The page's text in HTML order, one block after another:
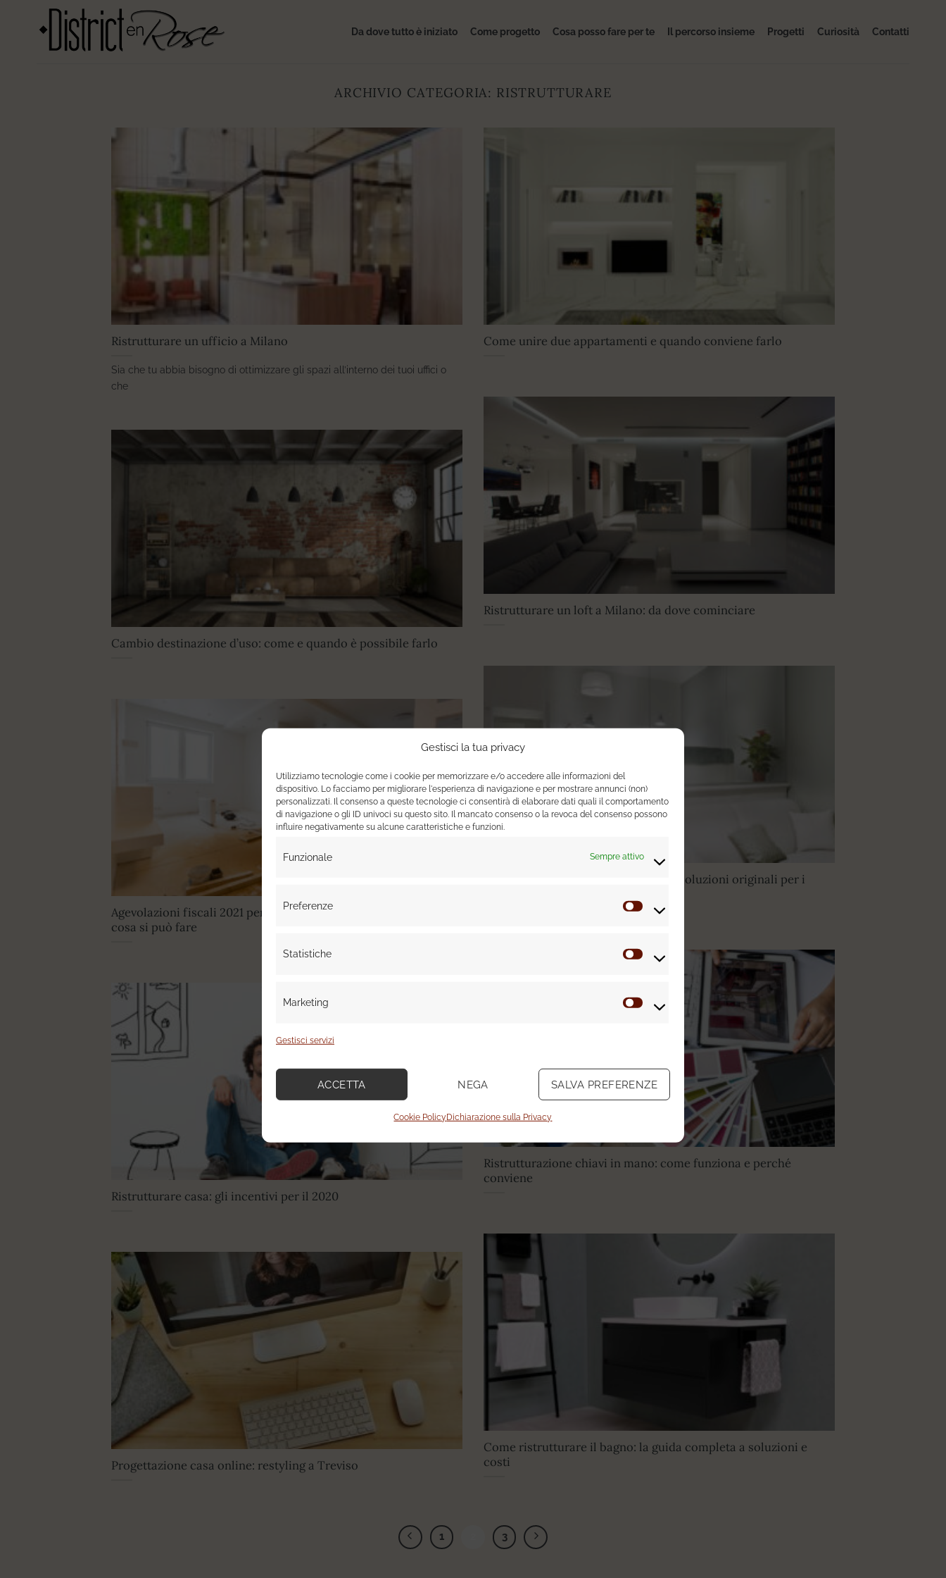
Gestisci la tua privacy
Utilizziamo tecnologie come i cookie per memorizzare e/o accedere alle informazioni del
dispositivo. Lo facciamo per migliorare l'esperienza di navigazione e per mostrare annunci (non)
personalizzati. Il consenso a queste tecnologie ci consentirà di elaborare dati quali il comportamento
di navigazione o gli ID univoci su questo sito. Il mancato consenso o la revoca del consenso possono
influire negativamente su alcune caratteristiche e funzioni.
Funzionale Sempre attivo
Preferenze
Preferenze
Statistiche
Statistiche
Marketing
Marketing
Gestisci servizi
ACCETTA NEGA SALVA PREFERENZE
Cookie PolicyDichiarazione sulla Privacy
Da dove tutto è iniziato Come progetto Cosa posso fare per te Il percorso insieme Progetti Curiosità Contatti
ARCHIVIO CATEGORIA: RISTRUTTURARE
Ristrutturare un ufficio a Milano
Sia che tu abbia bisogno di ottimizzare gli spazi all’interno dei tuoi uffici o
che
Come unire due appartamenti e quando conviene farlo
Ristrutturare un loft a Milano: da dove cominciare
Cambio destinazione d’uso: come e quando è possibile farlo
Ristrutturare un monolocale: idee e soluzioni originali per i
Agevolazioni fiscali 2021 per ristrutturare casa: breve guida a
cosa si può fare
Ristrutturazione chiavi in mano: come funziona e perché
conviene
Ristrutturare casa: gli incentivi per il 2020
Come ristrutturare il bagno: la guida completa a soluzioni e
costi
Progettazione casa online: restyling a Treviso
1 3